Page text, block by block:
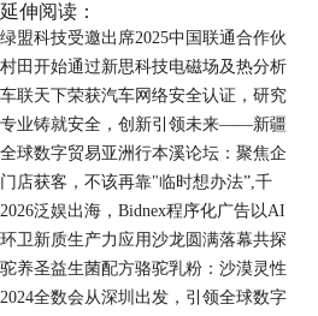
延伸阅读：
绿盟科技受邀出席2025中国联通合作伙
村田开始通过新思科技电磁场及热分析
车联天下荣获汽车网络安全认证，研究
专业铸就安全，创新引领未来——新疆
全球数字贸易亚洲行本溪论坛：聚焦企
门店获客，不该再靠"临时想办法”,千
2026泛娱出海，Bidnex程序化广告以AI
环卫新质生产力应用沙龙圆满落幕共探
驼养圣益生菌配方骆驼乳粉：沙漠灵性
2024全数会从深圳出发，引领全球数字